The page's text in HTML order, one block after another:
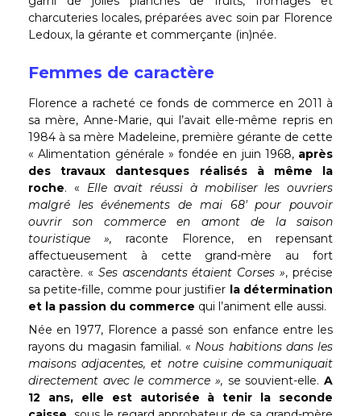
charcuteries locales, préparées avec soin par Florence
Ledoux, la gérante et commerçante (in)née.
Femmes de caractère
Florence a racheté ce fonds de commerce en 2011 à
sa mère, Anne-Marie, qui l’avait elle-même repris en
1984 à sa mère Madeleine, première gérante de cette
« Alimentation générale » fondée en juin 1968, après
des travaux dantesques réalisés à même la
roche. « Elle avait réussi à mobiliser les ouvriers
malgré les événements de mai 68′ pour pouvoir
ouvrir son commerce en amont de la saison
touristique », raconte Florence, en repensant
affectueusement à cette grand-mère au fort
caractère. « Ses ascendants étaient Corses », précise
sa petite-fille, comme pour justifier la détermination
et la passion du commerce qui l’animent elle aussi.
Née en 1977, Florence a passé son enfance entre les
rayons du magasin familial. « Nous habitions dans les
maisons adjacentes, et notre cuisine communiquait
directement avec le commerce », se souvient-elle.A
12 ans, elle est autorisée à tenir la seconde